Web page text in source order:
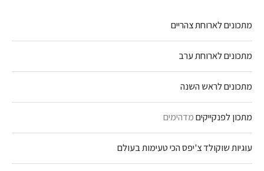
מתכונים לארוחת צהריים
מתכונים לארוחת ערב
מתכונים לראש השנה
מתכון לפנקייקיםמדהימים
עוגיות שוקולד צ'יפס הכי טעימות בעולם